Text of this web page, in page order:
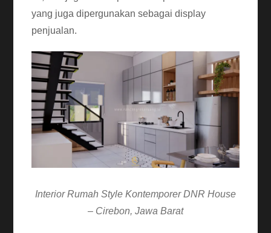
yang juga dipergunakan sebagai display
penjualan.
Interior Rumah Style Kontemporer DNR House
– Cirebon, Jawa Barat